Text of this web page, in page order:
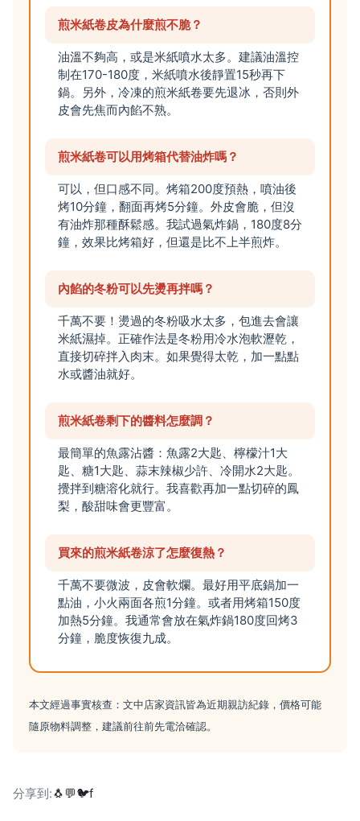
煎米紙卷皮為什麼煎不脆？
油溫不夠高，或是米紙噴水太多。建議油溫控
制在170-180度，米紙噴水後靜置15秒再下
鍋。另外，冷凍的煎米紙卷要先退冰，否則外
皮會先焦而內餡不熟。
煎米紙卷可以用烤箱代替油炸嗎？
可以，但口感不同。烤箱200度預熱，噴油後
烤10分鐘，翻面再烤5分鐘。外皮會脆，但沒
有油炸那種酥鬆感。我試過氣炸鍋，180度8分
鐘，效果比烤箱好，但還是比不上半煎炸。
內餡的冬粉可以先燙再拌嗎？
千萬不要！燙過的冬粉吸水太多，包進去會讓
米紙濕掉。正確作法是冬粉用冷水泡軟瀝乾，
直接切碎拌入肉末。如果覺得太乾，加一點點
水或醬油就好。
煎米紙卷剩下的醬料怎麼調？
最簡單的魚露沾醬：魚露2大匙、檸檬汁1大
匙、糖1大匙、蒜末辣椒少許、冷開水2大匙。
攪拌到糖溶化就行。我喜歡再加一點切碎的鳳
梨，酸甜味會更豐富。
買來的煎米紙卷涼了怎麼復熱？
千萬不要微波，皮會軟爛。最好用平底鍋加一
點油，小火兩面各煎1分鐘。或者用烤箱150度
加熱5分鐘。我通常會放在氣炸鍋180度回烤3
分鐘，脆度恢復九成。
本文經過事實核查：文中店家資訊皆為近期親訪紀錄，價格可能
隨原物料調整，建議前往前先電洽確認。
分享到:🐧💬🐦f